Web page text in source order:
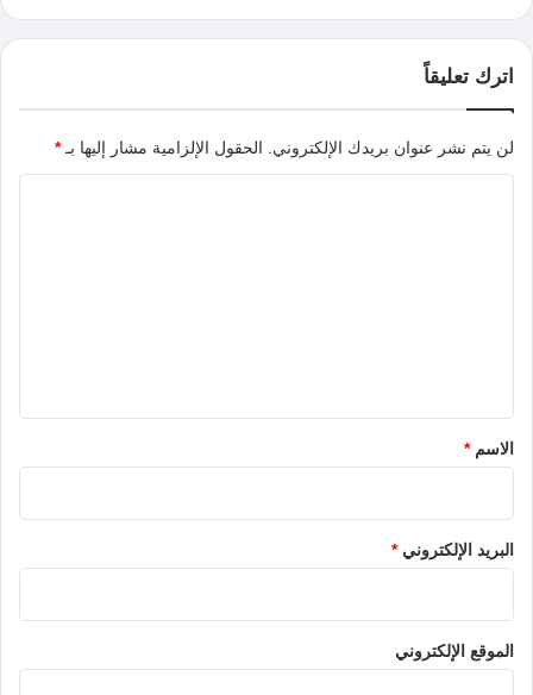
اترك تعليقاً
لن يتم نشر عنوان بريدك الإلكتروني. الحقول الإلزامية مشار إليها بـ*
*الاسم*
البريد الإلكتروني*
الموقع الإلكتروني